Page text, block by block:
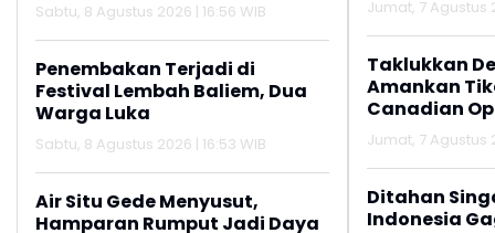
Sabtu, 8 Agustus 2026 | 16:56 WIB
Penembakan Terjadi di
Festival Lembah Baliem, Dua
Warga Luka
Sabtu, 8 Agustus 2026 | 16:53 WIB
Air Situ Gede Menyusut,
Hamparan Rumput Jadi Daya
Jumat, 7 Agustus
Taklukkan
Amankan
Canadian
Jumat, 7 Agustus
Ditahan
Indonesia